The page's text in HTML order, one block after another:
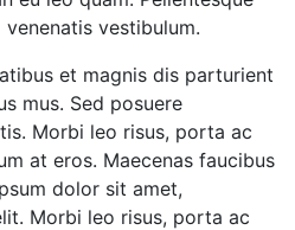
vestibulum.
et magnis dis parturient
mus. Sed posuere
Morbi leo risus, porta ac
at eros. Maecenas faucibus
dolor sit amet,
Morbi leo risus, porta ac